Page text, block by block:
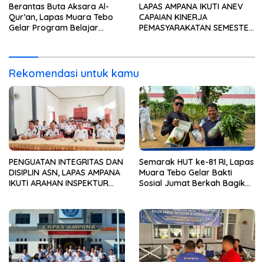
Berantas Buta Aksara Al-
Qur’an, Lapas Muara Tebo
Gelar Program Belajar
LAPAS AMPANA IKUTI ANEV
CAPAIAN KINERJA
PEMASYARAKATAN SEMESTER
Rekomendasi untuk kamu
PENGUATAN INTEGRITAS DAN
DISIPLIN ASN, LAPAS AMPANA
IKUTI ARAHAN INSPEKTUR
Semarak HUT ke-81 RI, Lapas
Muara Tebo Gelar Bakti
Sosial Jumat Berkah Bagikan